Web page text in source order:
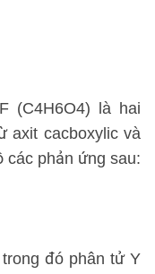
(C4H6O4) là hai
axit cacboxylic và
các phản ứng sau:
đó phân tử Y